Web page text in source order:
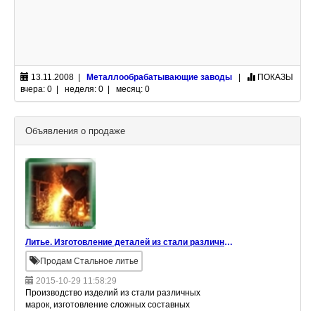
13.11.2008 | Металлообрабатывающие заводы
ПОКАЗЫ
вчера: 0 | неделя: 0 | месяц: 0
Объявления о продаже
Литье. Изготовление деталей из стали различных марок по чертежам заказчика
Продам Стальное литье
2015-10-29 11:58:29
Производство изделий из cтали различных
марок, изготовление сложных составных